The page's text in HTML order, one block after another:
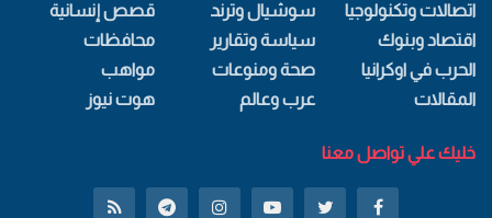
اتصالات وتكنولوجيا
اقتصاد وبنوك
الحرب في اوكرانيا
المقالات
سوشيال وترند
سياسة وتقارير
صحة ومنوعات
عرب وعالم
قصص إنسانية
محافظات
مواهب
هوت نيوز
خليك علي تواصل معنا